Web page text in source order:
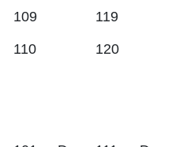
109 119
110 120